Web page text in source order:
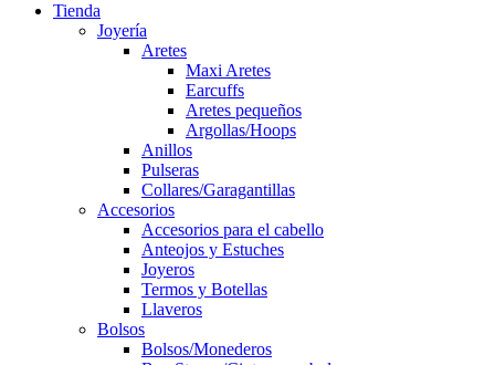
Tienda
Joyería
Aretes
Maxi Aretes
Earcuffs
Aretes pequeños
Argollas/Hoops
Anillos
Pulseras
Collares/Garagantillas
Accesorios
Accesorios para el cabello
Anteojos y Estuches
Joyeros
Termos y Botellas
Llaveros
Bolsos
Bolsos/Monederos